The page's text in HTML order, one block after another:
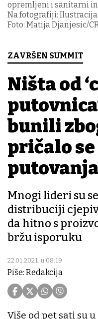
opremljeni i sanitarni
Na fotografiji:
Foto: Matija Djanjesic/
ZAVRŠEN SUMMIT
Ništa od
bunili
pričalo
Mnogi lideri su
distribuciji
da hitno s
bržu isporuku
22.01.2021. u 08:19
Piše: Redakcija
Više od pet sati su